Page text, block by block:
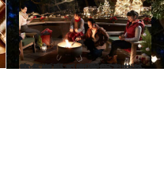
2017.11.30
真冬を彩る素敵な演出がいっぱい！ 「星野リゾート」で過ごすクリスマス
旅＆お出かけ